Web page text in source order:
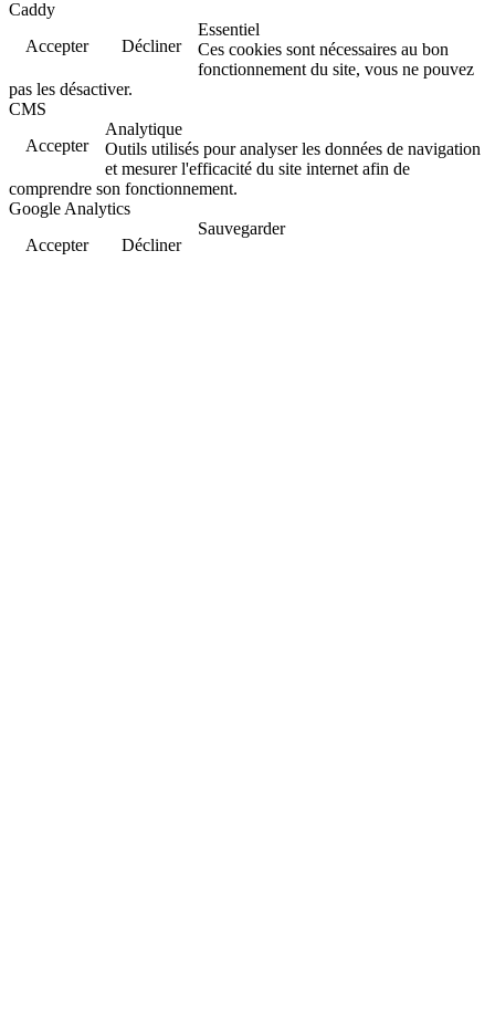
Caddy
Accepter
Décliner
Essentiel
Ces cookies sont nécessaires au bon
fonctionnement du site, vous ne pouvez
pas les désactiver.
CMS
Accepter
Analytique
Outils utilisés pour analyser les données de navigation
et mesurer l'efficacité du site internet afin de
comprendre son fonctionnement.
Google Analytics
Accepter
Décliner
Sauvegarder